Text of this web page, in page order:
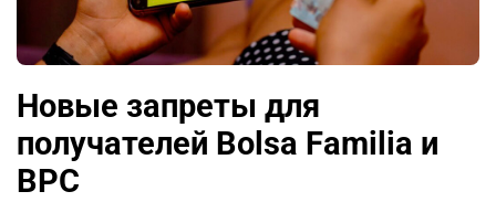
Новые запреты для
получателей Bolsa Familia и
BPC